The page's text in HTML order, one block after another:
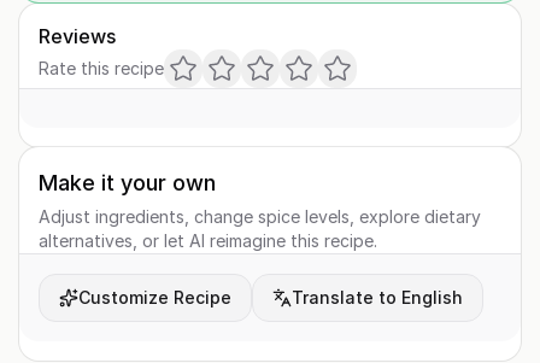
Reviews
Rate this recipe
Make it your own
Adjust ingredients, change spice levels, explore dietary
alternatives, or let AI reimagine this recipe.
Customize Recipe Translate to English